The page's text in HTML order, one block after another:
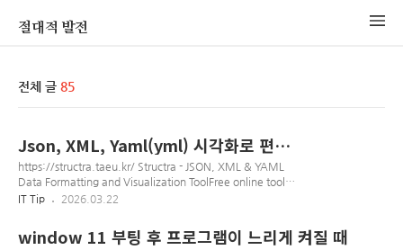
절대적 발전
전체 글 85
Json, XML, Yaml(yml) 시각화로 편하
게 작업하기
https://structra.taeu.kr/ Structra - JSON, XML & YAML
Data Formatting and Visualization ToolFree online tool
to format, validate, compress and visualize JSON, XML,
views.structra.taeu.kr 개발이나 각종 데이터 다루다보면,
JSON이나 XML 데이터를 마주할 때가 많음. 이때 별도 설치 없
IT Tip 2026.03.22
window 11 부팅 후 프로그램이 느리게 켜질 때